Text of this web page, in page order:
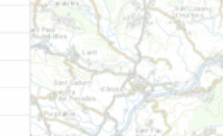
Recursos
mapa topogràfic
geodèsica i arxiu